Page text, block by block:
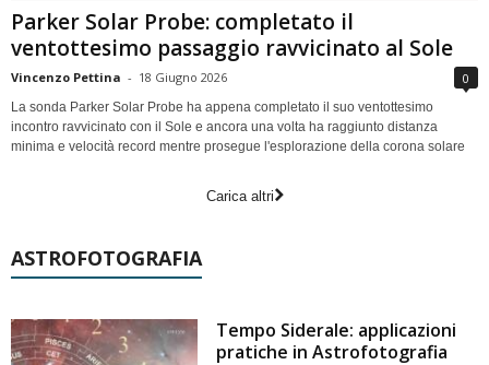
Parker Solar Probe: completato il
ventottesimo passaggio ravvicinato al Sole
Vincenzo Pettina - 18 Giugno 2026 0
La sonda Parker Solar Probe ha appena completato il suo ventottesimo
incontro ravvicinato con il Sole e ancora una volta ha raggiunto distanza
minima e velocità record mentre prosegue l'esplorazione della corona solare
Carica altri
ASTROFOTOGRAFIA
Tempo Siderale: applicazioni
pratiche in Astrofotografia